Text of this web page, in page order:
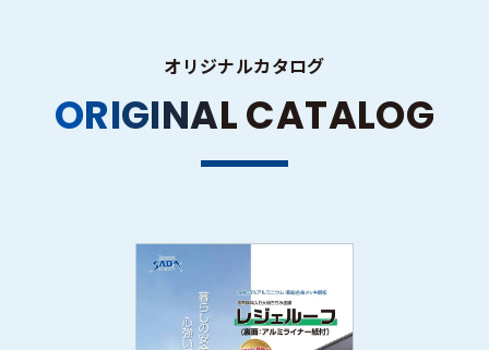
オリジナルカタログ
ORIGINALCATALOG